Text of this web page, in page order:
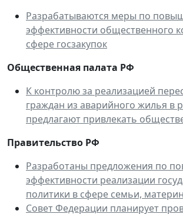
Разрабатываются меры по
эффективности общественного
сфере госзакупок
Общественная палата РФ
К контролю за реализацией
граждан из аварийного жилья в
предлагают привлекать
Правительство РФ
Разработаны предложения по
эффективности реализации
политики в сфере семьи,
Совет Федерации планирует